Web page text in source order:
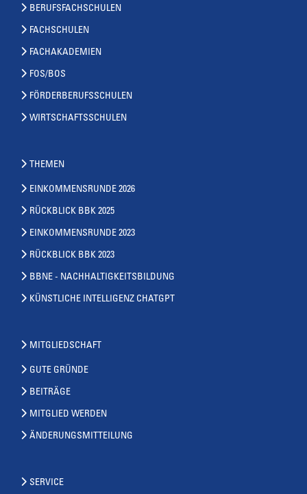
BERUFSFACHSCHULEN
FACHSCHULEN
FACHAKADEMIEN
FOS/BOS
FÖRDERBERUFSSCHULEN
WIRTSCHAFTSSCHULEN
THEMEN
EINKOMMENSRUNDE 2026
RÜCKBLICK BBK 2025
EINKOMMENSRUNDE 2023
RÜCKBLICK BBK 2023
BBNE - NACHHALTIGKEITSBILDUNG
KÜNSTLICHE INTELLIGENZ CHATGPT
MITGLIEDSCHAFT
GUTE GRÜNDE
BEITRÄGE
MITGLIED WERDEN
ÄNDERUNGSMITTEILUNG
SERVICE